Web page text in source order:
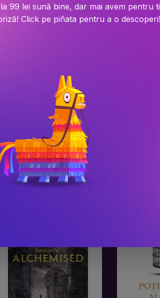
– de care, de
Deoarece din jurnal
decembrie 1947,
la Estoril. O
am sosit, din nou,
pe continentul
99 lei sună bine, dar mai avem pentru
Click pe piñata pentru a o descoperi!